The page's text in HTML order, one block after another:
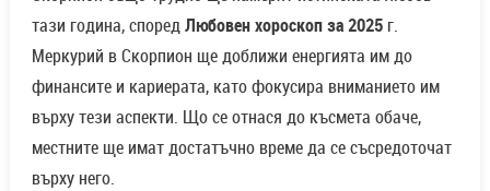
тази година, споредЛюбовен хороскоп за 2025г.
Меркурий в Скорпион ще доближи енергията им до
финансите и кариерата, като фокусира вниманието им
върху тези аспекти. Що се отнася до късмета обаче,
местните ще имат достатъчно време да се съсредоточат
върху него.